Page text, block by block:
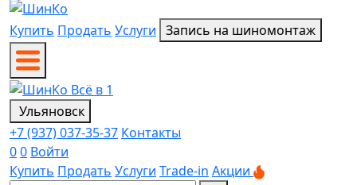
Купить Продать Услуги Запись на шиномонтаж
Ульяновск
+7 (937) 037-35-37 Контакты
00 Войти
Купить Продать Услуги Trade-in Акции